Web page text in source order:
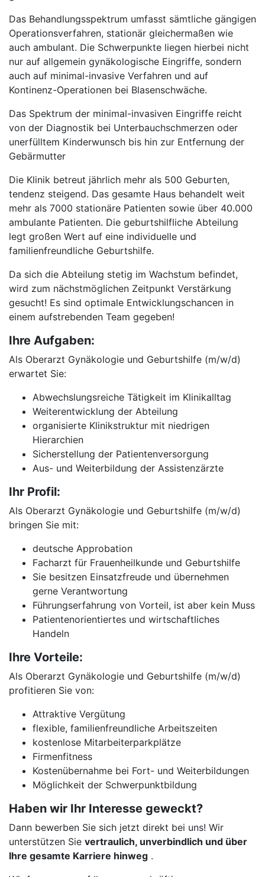
Das Behandlungsspektrum umfasst sämtliche gängigen
Operationsverfahren, stationär gleichermaßen wie
auch ambulant. Die Schwerpunkte liegen hierbei nicht
nur auf allgemein gynäkologische Eingriffe, sondern
auch auf minimal-invasive Verfahren und auf
Kontinenz-Operationen bei Blasenschwäche.
Das Spektrum der minimal-invasiven Eingriffe reicht
von der Diagnostik bei Unterbauchschmerzen oder
unerfülltem Kinderwunsch bis hin zur Entfernung der
Gebärmutter
Die Klinik betreut jährlich mehr als 500 Geburten,
tendenz steigend. Das gesamte Haus behandelt weit
mehr als 7000 stationäre Patienten sowie über 40.000
ambulante Patienten. Die geburtshilfliche Abteilung
legt großen Wert auf eine individuelle und
familienfreundliche Geburtshilfe.
Da sich die Abteilung stetig im Wachstum befindet,
wird zum nächstmöglichen Zeitpunkt Verstärkung
gesucht! Es sind optimale Entwicklungschancen in
einem aufstrebenden Team gegeben!
Ihre Aufgaben:
Als Oberarzt Gynäkologie und Geburtshilfe (m/w/d)
erwartet Sie:
Abwechslungsreiche Tätigkeit im Klinikalltag
Weiterentwicklung der Abteilung
organisierte Klinikstruktur mit niedrigen
Hierarchien
Sicherstellung der Patientenversorgung
Aus- und Weiterbildung der Assistenzärzte
Ihr Profil:
Als Oberarzt Gynäkologie und Geburtshilfe (m/w/d)
bringen Sie mit:
deutsche Approbation
Facharzt für Frauenheilkunde und Geburtshilfe
Sie besitzen Einsatzfreude und übernehmen
gerne Verantwortung
Führungserfahrung von Vorteil, ist aber kein Muss
Patientenorientiertes und wirtschaftliches
Handeln
Ihre Vorteile:
Als Oberarzt Gynäkologie und Geburtshilfe (m/w/d)
profitieren Sie von:
Attraktive Vergütung
flexible, familienfreundliche Arbeitszeiten
kostenlose Mitarbeiterparkplätze
Firmenfitness
Kostenübernahme bei Fort- und Weiterbildungen
Möglichkeit der Schwerpunktbildung
Haben wir Ihr Interesse geweckt?
Dann bewerben Sie sich jetzt direkt bei uns! Wir
unterstützen Sie vertraulich, unverbindlich und über
Ihre gesamte Karriere hinweg .